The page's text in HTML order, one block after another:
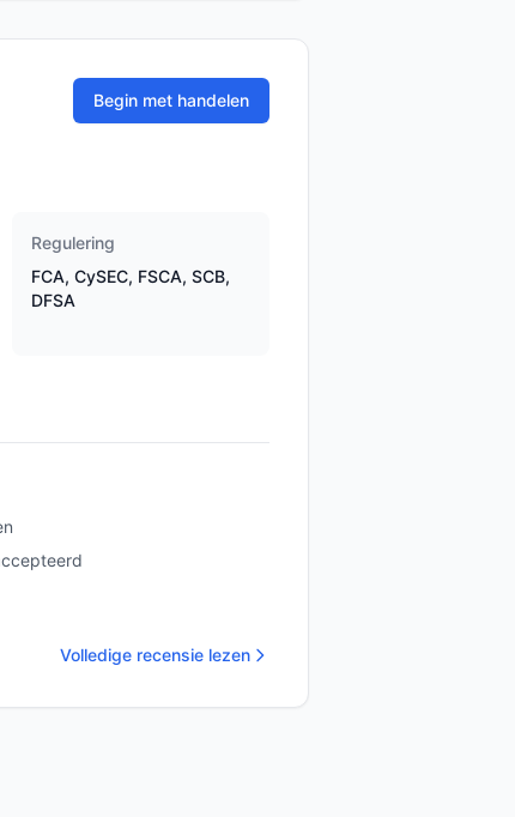
Begin met handelen
Regulering
FCA, CySEC, FSCA, SCB,
DFSA
Volledige recensie lezen